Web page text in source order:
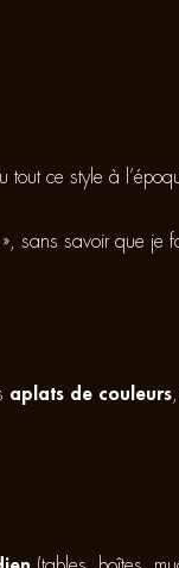
tout ce style à
sans savoir que je
aplats de couleurs,